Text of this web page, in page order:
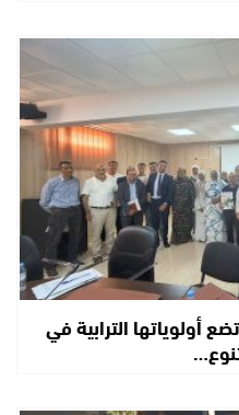
أولوياتها الترابية في